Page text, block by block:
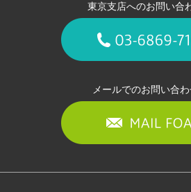
東京支店へのお問い合
メールでのお問い合